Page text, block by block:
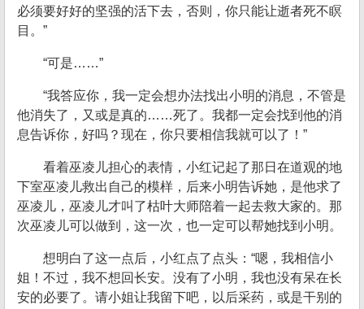
必须要好好的坚强的活下去，否则，你只能让逝者死不瞑
目。”
“可是……”
“我答应你，我一定会想办法找出小明的消息，不管是
他消失了，又或是真的……死了。我都一定会找到他的消
息告诉你，好吗？现在，你只要相信我就可以了！”
看着巫凌儿担心的表情，小红记起了那日在道观的地
下室巫凌儿救出自己的模样，后来小明告诉她，是他求了
巫凌儿，巫凌儿才叫了枯叶大师陪着一起去救大家的。那
次巫凌儿可以做到，这一次，也一定可以帮她找到小明。
想明白了这一点后，小红点了点头：“嗯，我相信小
姐！不过，我不想回长安。没有了小明，我也没有呆在长
安的必要了。请小姐让我留下吧，以后采药，或是干别的